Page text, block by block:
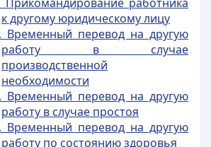
к другому юридическому лицу
Временный перевод на другую
работу в случае
производственной
необходимости
Временный перевод на другую
работу в случае простоя
Временный перевод на другую
работу по состоянию здоровья